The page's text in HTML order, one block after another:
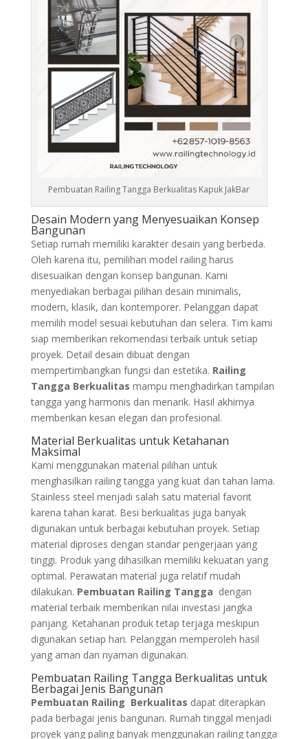
Pembuatan Railing Tangga Berkualitas Kapuk JakBar
Desain Modern yang Menyesuaikan Konsep
Bangunan
Setiap rumah memiliki karakter desain yang berbeda.
Oleh karena itu, pemilihan model railing harus
disesuaikan dengan konsep bangunan. Kami
menyediakan berbagai pilihan desain minimalis,
modern, klasik, dan kontemporer. Pelanggan dapat
memilih model sesuai kebutuhan dan selera. Tim kami
siap memberikan rekomendasi terbaik untuk setiap
proyek. Detail desain dibuat dengan
mempertimbangkan fungsi dan estetika. Railing
Tangga Berkualitas mampu menghadirkan tampilan
tangga yang harmonis dan menarik. Hasil akhirnya
memberikan kesan elegan dan profesional.
Material Berkualitas untuk Ketahanan
Maksimal
Kami menggunakan material pilihan untuk
menghasilkan railing tangga yang kuat dan tahan lama.
Stainless steel menjadi salah satu material favorit
karena tahan karat. Besi berkualitas juga banyak
digunakan untuk berbagai kebutuhan proyek. Setiap
material diproses dengan standar pengerjaan yang
tinggi. Produk yang dihasilkan memiliki kekuatan yang
optimal. Perawatan material juga relatif mudah
dilakukan. Pembuatan Railing Tangga dengan
material terbaik memberikan nilai investasi jangka
panjang. Ketahanan produk tetap terjaga meskipun
digunakan setiap hari. Pelanggan memperoleh hasil
yang aman dan nyaman digunakan.
Pembuatan Railing Tangga Berkualitas untuk
Berbagai Jenis Bangunan
Pembuatan Railing Berkualitas dapat diterapkan
pada berbagai jenis bangunan. Rumah tinggal menjadi
proyek yang paling banyak menggunakan railing tangga